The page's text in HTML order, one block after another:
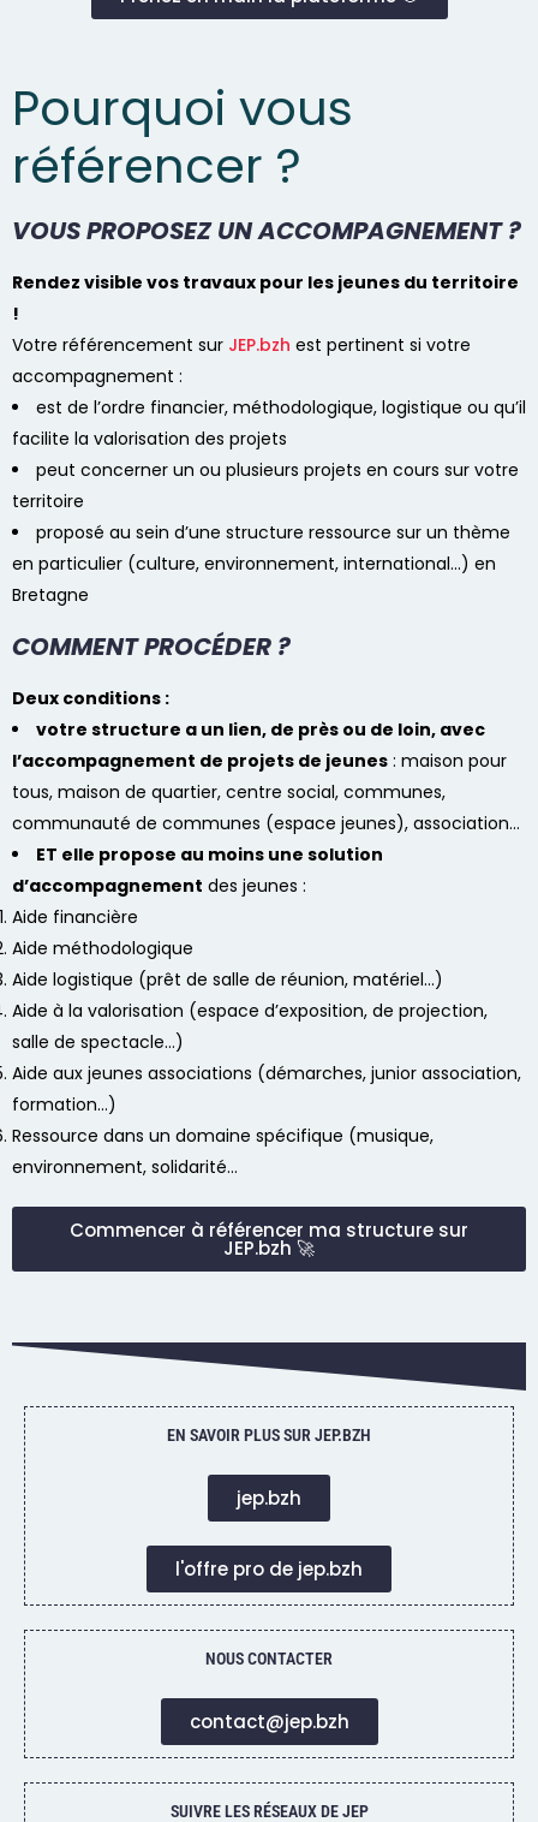
Pourquoi vous
référencer ?
VOUS PROPOSEZ UN ACCOMPAGNEMENT ?
Rendez visible vos travaux pour les jeunes du territoire
!
Votre référencement sur JEP.bzh est pertinent si votre
accompagnement :
est de l’ordre financier, méthodologique, logistique ou qu’il
facilite la valorisation des projets
peut concerner un ou plusieurs projets en cours sur votre
territoire
proposé au sein d’une structure ressource sur un thème
en particulier (culture, environnement, international…) en
Bretagne
COMMENT PROCÉDER ?
Deux conditions :
votre structure a un lien, de près ou de loin, avec
l’accompagnement de projets de jeunes : maison pour
tous, maison de quartier, centre social, communes,
communauté de communes (espace jeunes), association…
ET elle propose au moins une solution
d’accompagnement des jeunes :
Aide financière
Aide méthodologique
Aide logistique (prêt de salle de réunion, matériel…)
Aide à la valorisation (espace d’exposition, de projection,
salle de spectacle…)
Aide aux jeunes associations (démarches, junior association,
formation…)
Ressource dans un domaine spécifique (musique,
environnement, solidarité…
Commencer à référencer ma structure sur
JEP.bzh 🚀
EN SAVOIR PLUS SUR JEP.BZH
jep.bzh
l'offre pro de jep.bzh
NOUS CONTACTER
contact@jep.bzh
SUIVRE LES RÉSEAUX DE JEP